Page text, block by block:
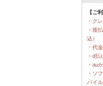
【ご
・ク
・後
込）
・代
・d払
・au
・ソ
バイ